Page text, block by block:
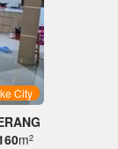
City
m2